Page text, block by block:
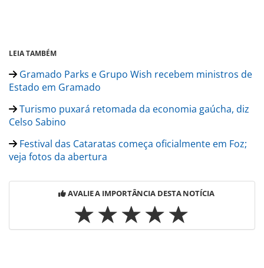
LEIA TAMBÉM
Gramado Parks e Grupo Wish recebem ministros de
Estado em Gramado
Turismo puxará retomada da economia gaúcha, diz
Celso Sabino
Festival das Cataratas começa oficialmente em Foz;
veja fotos da abertura
AVALIE A IMPORTÂNCIA DESTA NOTÍCIA